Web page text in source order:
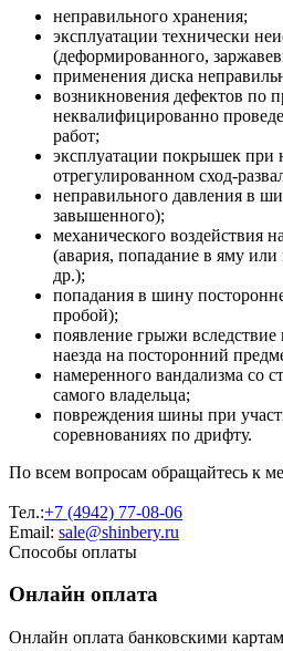
неправильного хранения;
эксплуатации технически
(деформированного,
применения диска
возникновения дефектов по
неквалифицированно
работ;
эксплуатации покрышек при
отрегулированном сход-
неправильного давления в
завышенного);
механического воздействия
(авария, попадание в яму или
др.);
попадания в шину
пробой);
появление грыжи
наезда на посторонний
намеренного вандализма со
самого владельца;
повреждения шины при
соревнованиях по дрифту.
По всем вопросам обращайтесь к
Тел.:+7 (4942) 77-08-06
Email: sale@shinbery.ru
Способы оплаты
Онлайн оплата
Онлайн оплата банковскими